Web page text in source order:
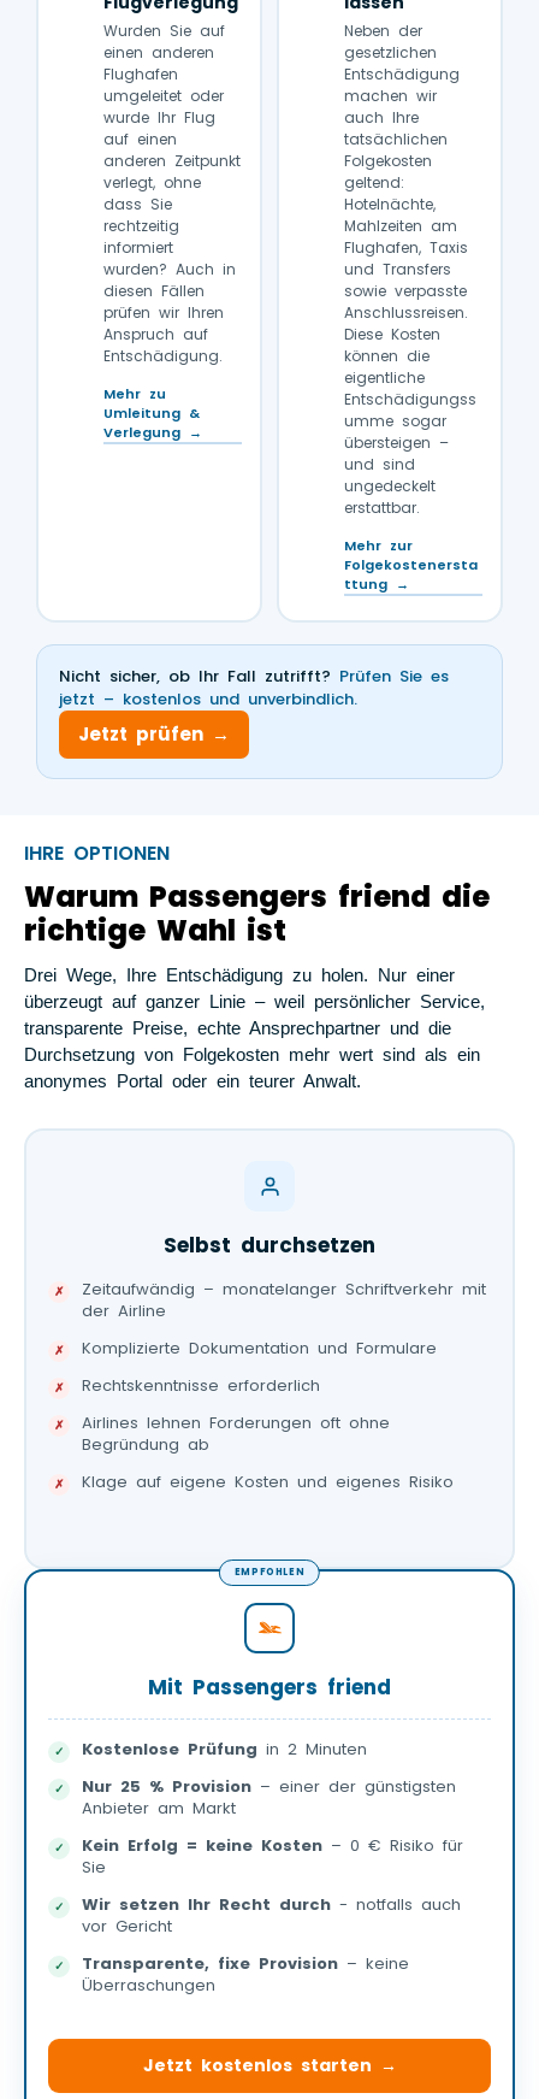
Wurden Sie auf
einen anderen
Flughafen
umgeleitet oder
wurde Ihr Flug
auf einen
anderen Zeitpunkt
verlegt, ohne
dass Sie
rechtzeitig
informiert
wurden? Auch in
diesen Fällen
prüfen wir Ihren
Anspruch auf
Entschädigung.
Mehr zu
Umleitung &
Verlegung →
Neben der
gesetzlichen
Entschädigung
machen wir
auch Ihre
tatsächlichen
Folgekosten
geltend:
Hotelnächte,
Mahlzeiten am
Flughafen, Taxis
und Transfers
sowie verpasste
Anschlussreisen.
Diese Kosten
können die
eigentliche
Entschädigungss
umme sogar
übersteigen –
und sind
ungedeckelt
erstattbar.
Mehr zur
Folgekostenersta
ttung →
Nicht sicher, ob Ihr Fall zutrifft? Prüfen Sie es
jetzt – kostenlos und unverbindlich.
Jetzt prüfen →
IHRE OPTIONEN
Warum Passengers friend die
richtige Wahl ist
Drei Wege, Ihre Entschädigung zu holen. Nur einer
überzeugt auf ganzer Linie – weil persönlicher Service,
transparente Preise, echte Ansprechpartner und die
Durchsetzung von Folgekosten mehr wert sind als ein
anonymes Portal oder ein teurer Anwalt.
Selbst durchsetzen
Zeitaufwändig – monatelanger Schriftverkehr mit
der Airline
Komplizierte Dokumentation und Formulare
Rechtskenntnisse erforderlich
Airlines lehnen Forderungen oft ohne
Begründung ab
Klage auf eigene Kosten und eigenes Risiko
EMPFOHLEN
Mit Passengers friend
Kostenlose Prüfung in 2 Minuten
Nur 25 % Provision – einer der günstigsten
Anbieter am Markt
Kein Erfolg = keine Kosten – 0 € Risiko für
Sie
Wir setzen Ihr Recht durch - notfalls auch
vor Gericht
Transparente, fixe Provision – keine
Überraschungen
Jetzt kostenlos starten →